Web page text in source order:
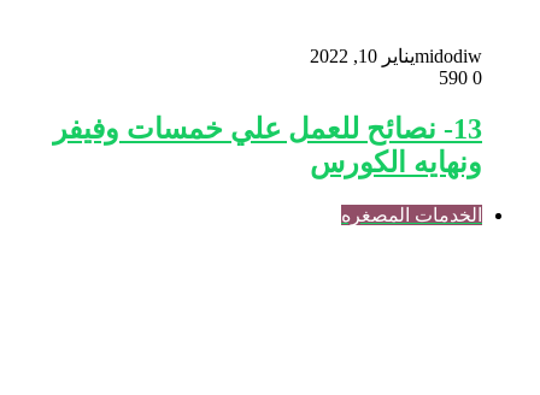
midodiwيناير 10, 2022
0
13- نصائح للعمل علي خمسات وفيفر
ونهايه الكورس
الخدمات المصغره